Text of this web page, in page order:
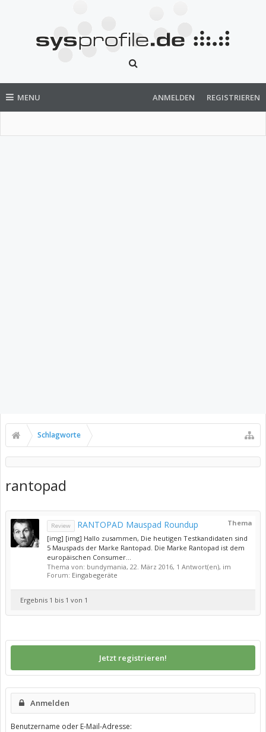
MENU ANMELDEN REGISTRIEREN
Schlagworte
rantopad
Thema
Review RANTOPAD Mauspad Roundup
[img] [img] Hallo zusammen, Die heutigen Testkandidaten sind
5 Mauspads der Marke Rantopad. Die Marke Rantopad ist dem
europäischen Consumer...
Thema von: bundymania, 22. März 2016, 1 Antwort(en), im
Forum: Eingabegeräte
Ergebnis 1 bis 1 von 1
Jetzt registrieren!
Anmelden
Benutzername oder E-Mail-Adresse: